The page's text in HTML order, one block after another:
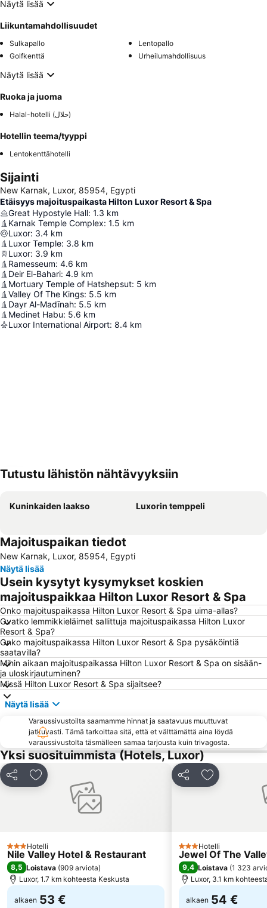
Näytä lisää
Liikuntamahdollisuudet
Sulkapallo
Lentopallo
Golfkenttä
Urheilumahdollisuus
Näytä lisää
Ruoka ja juoma
Halal-hotelli (حلال)
Hotellin teema/tyyppi
Lentokenttähotelli
Sijainti
New Karnak, Luxor, 85954, Egypti
Etäisyys majoituspaikasta Hilton Luxor Resort & Spa
Great Hypostyle Hall: 1.3 km
Karnak Temple Complex: 1.5 km
Luxor: 3.4 km
Luxor Temple: 3.8 km
Luxor: 3.9 km
Ramesseum: 4.6 km
Deir El-Bahari: 4.9 km
Mortuary Temple of Hatshepsut: 5 km
Valley Of The Kings: 5.5 km
Dayr Al-Madīnah: 5.5 km
Medinet Habu: 5.6 km
Luxor International Airport: 8.4 km
Tutustu lähistön nähtävyyksiin
Kuninkaiden laakso Luxorin temppeli
Majoituspaikan tiedot
New Karnak, Luxor, 85954, Egypti
Näytä lisää
Usein kysytyt kysymykset koskien
majoituspaikkaa Hilton Luxor Resort & Spa
Onko majoituspaikassa Hilton Luxor Resort & Spa uima-allas?
Ovatko lemmikkieläimet sallittuja majoituspaikassa Hilton Luxor
Resort & Spa?
Onko majoituspaikassa Hilton Luxor Resort & Spa pysäköintiä
saatavilla?
Mihin aikaan majoituspaikassa Hilton Luxor Resort & Spa on sisään-
ja uloskirjautuminen?
Missä Hilton Luxor Resort & Spa sijaitsee?
Näytä lisää
Varaussivustoilta saamamme hinnat ja saatavuus muuttuvat
jatkuvasti. Tämä tarkoittaa sitä, että et välttämättä aina löydä
varaussivustolta täsmälleen samaa tarjousta kuin trivagosta.
Yksi suosituimmista (Hotels, Luxor)
Jaa Lisää suosikkeihin
3 Tähtiluokitus
Hotelli
Nile Valley Hotel & Restaurant
8,5 Loistava (909 arviota)
Luxor, 1.7 km kohteesta Keskusta
alkaen 53 €
Jaa Lisää
3 Tähtiluokitus
Hotelli
Jewel Of The
9,4 Loistava (1 323
Luxor, 3.1 km
alkaen 54 €